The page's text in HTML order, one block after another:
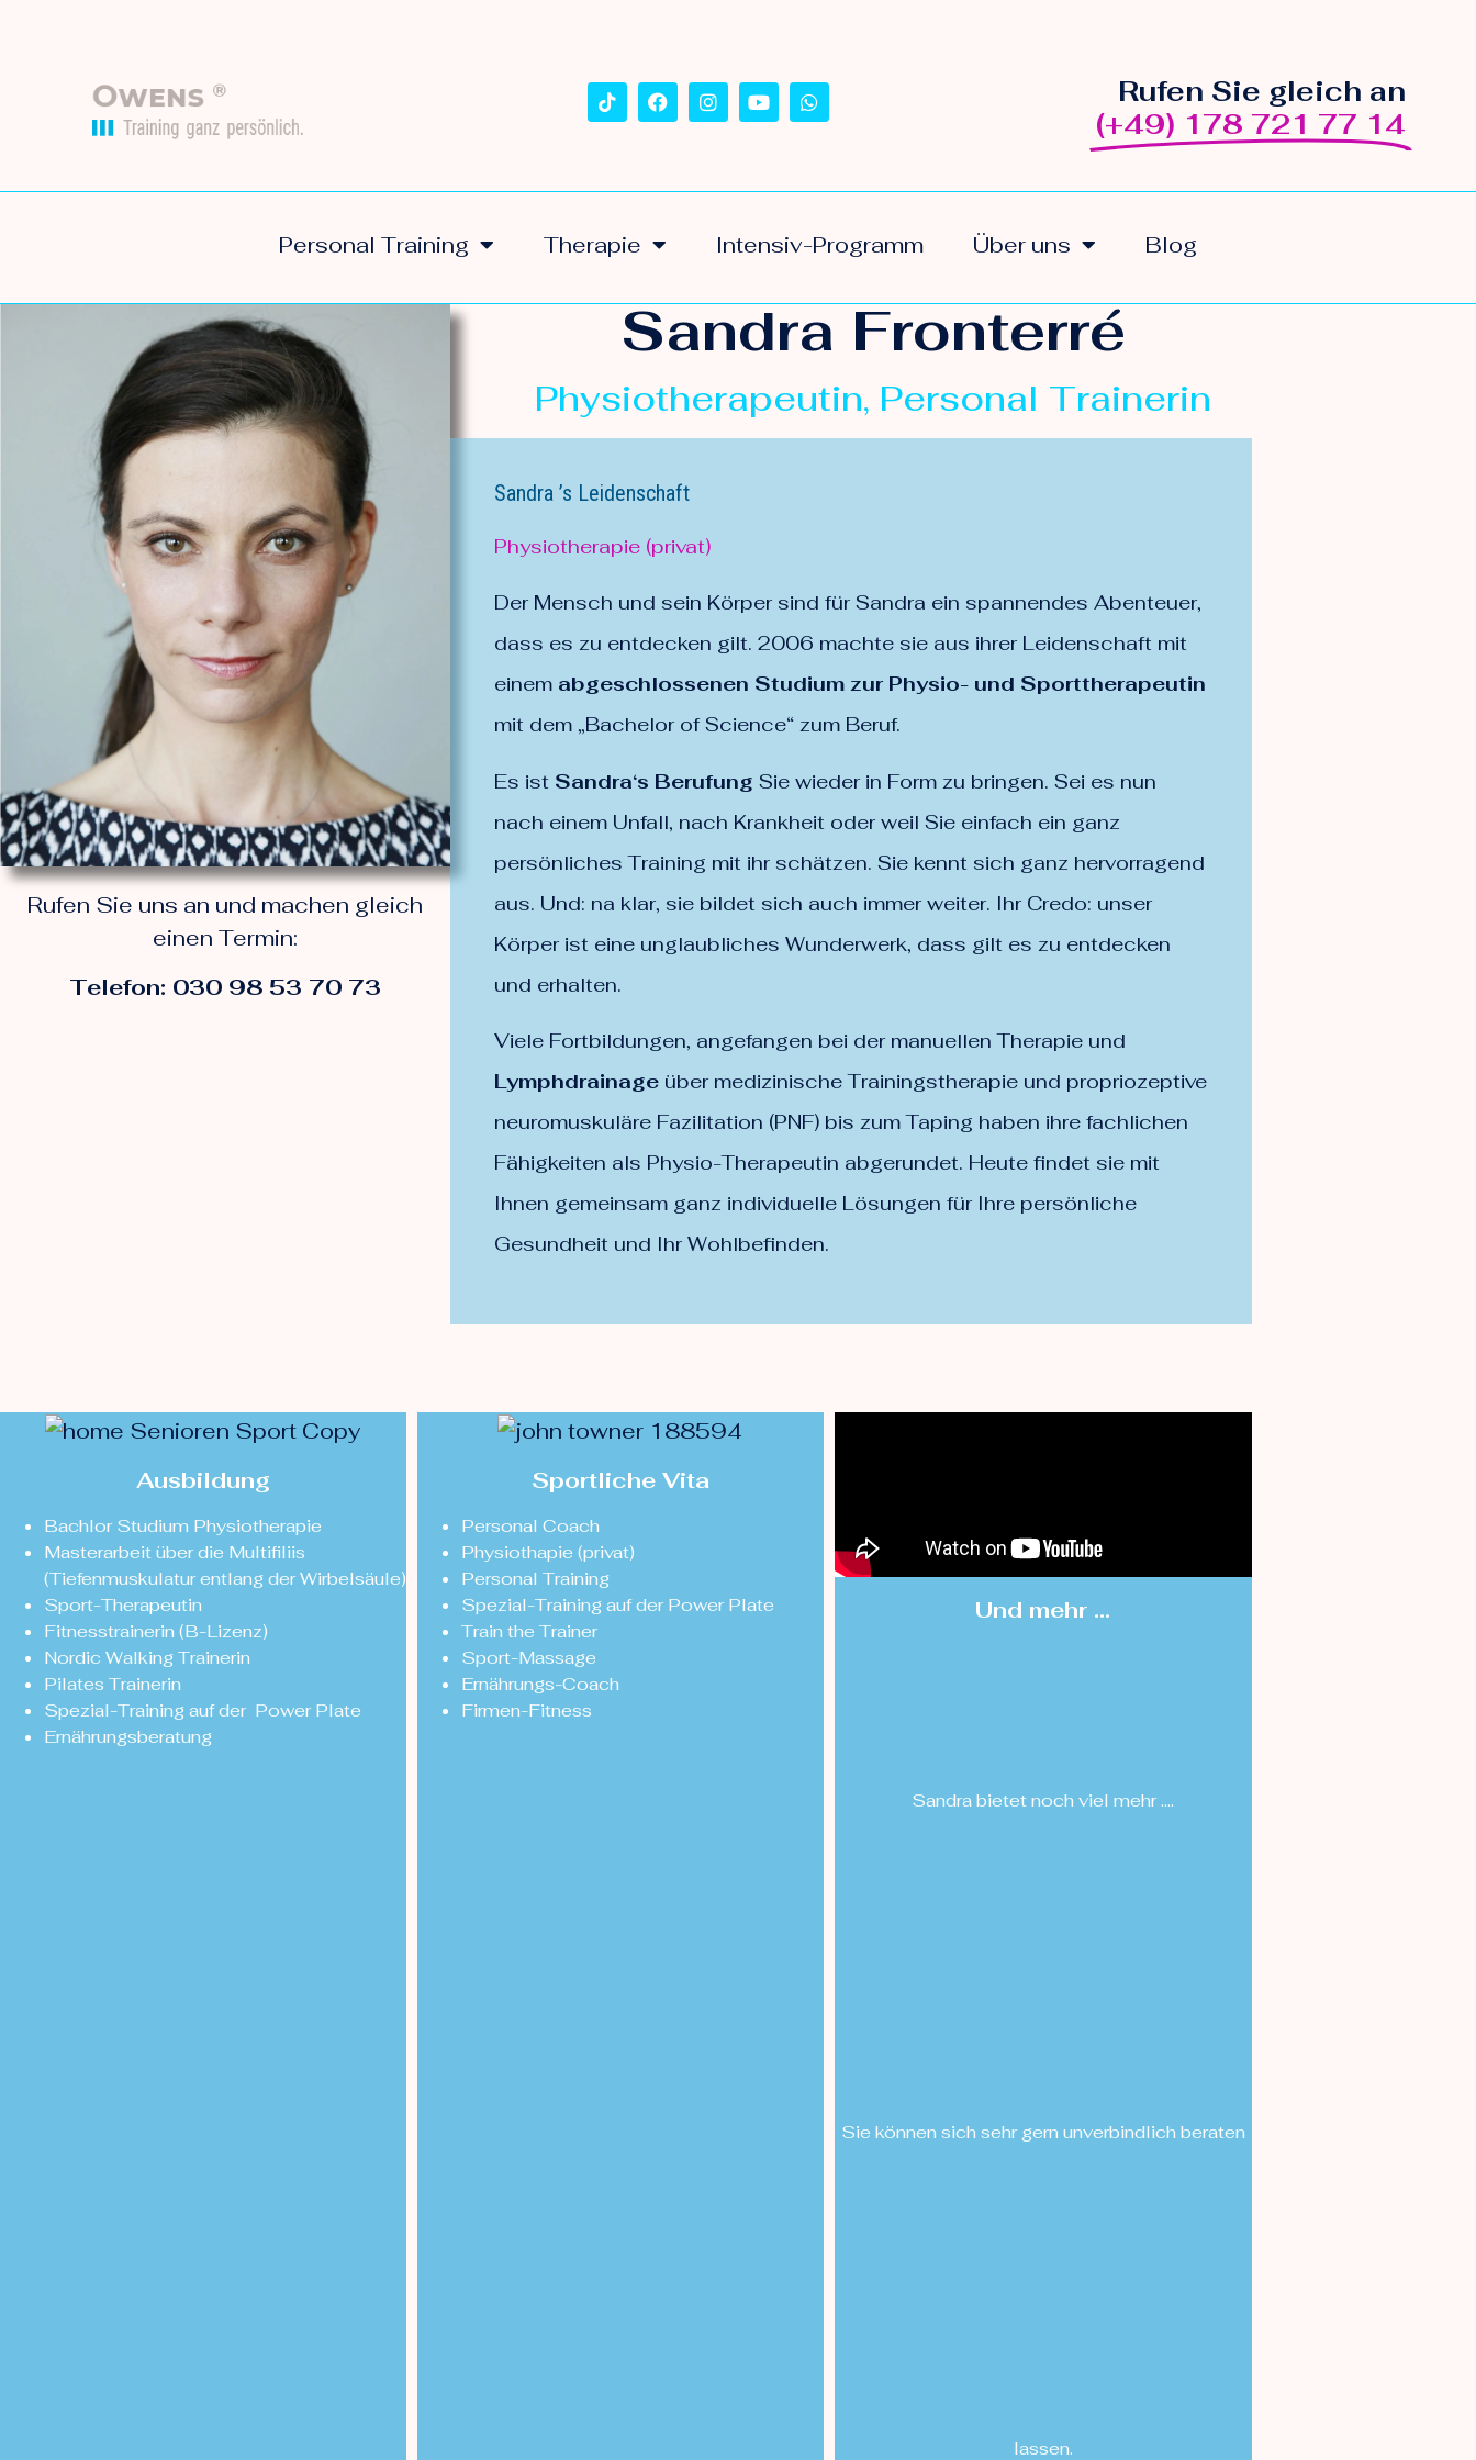
Rufen Sie gleich an
(+49) 178 721 77 14
Personal Training Therapie Intensiv-Programm Über uns Blog
Rufen Sie uns an und machen gleich
einen Termin:
Telefon: 030 98 53 70 73
Sandra Fronterré
Physiotherapeutin, Personal Trainerin
Sandra ’s Leidenschaft
Physiotherapie (privat)
Der Mensch und sein Körper sind für Sandra ein spannendes Abenteuer,
dass es zu entdecken gilt. 2006 machte sie aus ihrer Leidenschaft mit
einem abgeschlossenen Studium zur Physio- und Sporttherapeutin
mit dem „Bachelor of Science“ zum Beruf.
Es ist Sandra‘s Berufung Sie wieder in Form zu bringen. Sei es nun
nach einem Unfall, nach Krankheit oder weil Sie einfach ein ganz
persönliches Training mit ihr schätzen. Sie kennt sich ganz hervorragend
aus. Und: na klar, sie bildet sich auch immer weiter. Ihr Credo: unser
Körper ist eine unglaubliches Wunderwerk, dass gilt es zu entdecken
und erhalten.
Viele Fortbildungen, angefangen bei der manuellen Therapie und
Lymphdrainage über medizinische Trainingstherapie und propriozeptive
neuromuskuläre Fazilitation (PNF) bis zum Taping haben ihre fachlichen
Fähigkeiten als Physio-Therapeutin abgerundet. Heute findet sie mit
Ihnen gemeinsam ganz individuelle Lösungen für Ihre persönliche
Gesundheit und Ihr Wohlbefinden.
Ausbildung
Bachlor Studium Physiotherapie
Masterarbeit über die Multifiliis
(Tiefenmuskulatur entlang der Wirbelsäule)
Sport-Therapeutin
Fitnesstrainerin (B-Lizenz)
Nordic Walking Trainerin
Pilates Trainerin
Spezial-Training auf der Power Plate
Ernährungsberatung
Sportliche Vita
Personal Coach
Physiothapie (privat)
Personal Training
Spezial-Training auf der Power Plate
Train the Trainer
Sport-Massage
Ernährungs-Coach
Firmen-Fitness
Und mehr ...
Sandra bietet noch viel mehr ….
Sie können sich sehr gern unverbindlich beraten
lassen.